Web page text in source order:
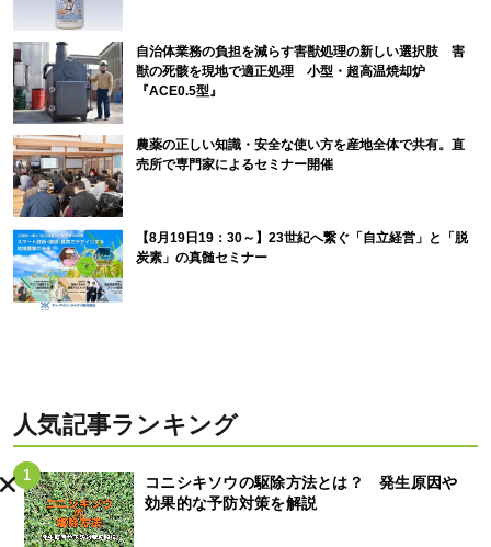
自治体業務の負担を減らす害獣処理の新しい選択肢 害
獣の死骸を現地で適正処理 小型・超高温焼却炉
『ACE0.5型』
農薬の正しい知識・安全な使い方を産地全体で共有。直
売所で専門家によるセミナー開催
【8月19日19：30～】23世紀へ繋ぐ「自立経営」と「脱
炭素」の真髄セミナー
人気記事ランキング
コニシキソウの駆除方法とは？ 発生原因や
効果的な予防対策を解説